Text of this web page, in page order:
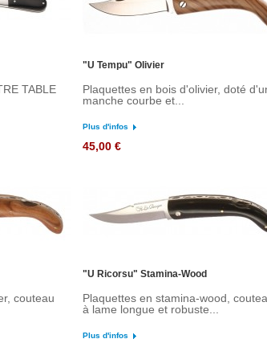
TABLE
"U Tempu" Olivier
Plaquettes en bois d'olivier, doté
manche courbe et...
Plus d'infos
45,00 €
couteau
"U Ricorsu" Stamina-Wood
Plaquettes en stamina-wood,
à lame longue et robuste...
Plus d'infos